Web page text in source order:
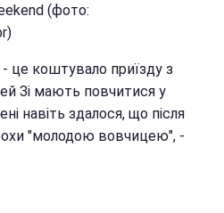
(фото:
це коштувало приїзду з
Зі мають повчитися у
навіть здалося, що після
"молодою вовчицею", -